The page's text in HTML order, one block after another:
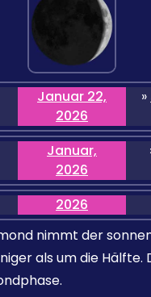
Januar 22,
2026
»
Januar,
2026
2026
nimmt der
als um die Hälfte.